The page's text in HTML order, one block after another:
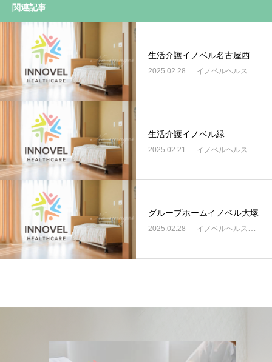
関連記事
生活介護イノベル名古屋西
2025.02.28 イノベルヘルスケア事業所
生活介護イノベル緑
2025.02.21 イノベルヘルスケア事業所
グループホームイノベル大塚
2025.02.28 イノベルヘルスケア事業所